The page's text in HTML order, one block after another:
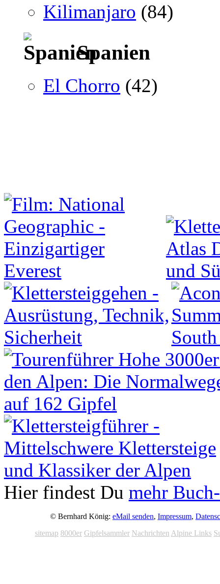
Kilimanjaro (84)
Spanien
El Chorro (42)
Hier findest Du mehr
© Bernhard König: eMail senden, Impressum,
sitemap 8000er Gipfelsammler Nachrichten Alpine Links